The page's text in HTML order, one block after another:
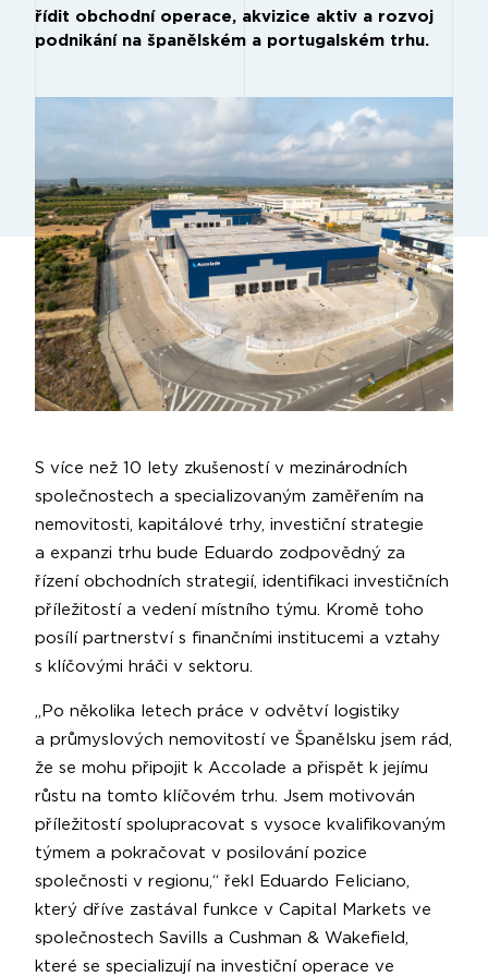
řídit obchodní operace, akvizice aktiv a rozvoj
podnikání na španělském a portugalském trhu.
S více než 10 lety zkušeností v mezinárodních
společnostech a specializovaným zaměřením na
nemovitosti, kapitálové trhy, investiční strategie
a expanzi trhu bude Eduardo zodpovědný za
řízení obchodních strategií, identifikaci investičních
příležitostí a vedení místního týmu. Kromě toho
posílí partnerství s finančními institucemi a vztahy
s klíčovými hráči v sektoru.
„Po několika letech práce v odvětví logistiky
a průmyslových nemovitostí ve Španělsku jsem rád,
že se mohu připojit k Accolade a přispět k jejímu
růstu na tomto klíčovém trhu. Jsem motivován
příležitostí spolupracovat s vysoce kvalifikovaným
týmem a pokračovat v posilování pozice
společnosti v regionu,“ řekl Eduardo Feliciano,
který dříve zastával funkce v Capital Markets ve
společnostech Savills a Cushman & Wakefield,
které se specializují na investiční operace ve